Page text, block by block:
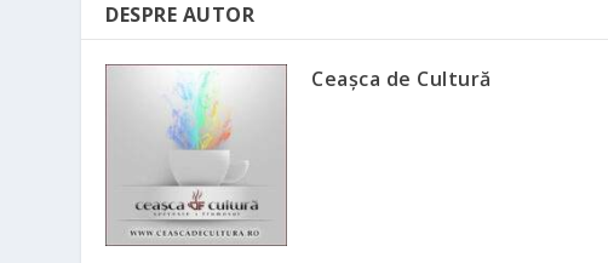
DESPRE AUTOR
Ceașca de Cultură